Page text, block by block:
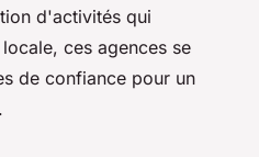
d'activités qui
ces agences se
de confiance pour un